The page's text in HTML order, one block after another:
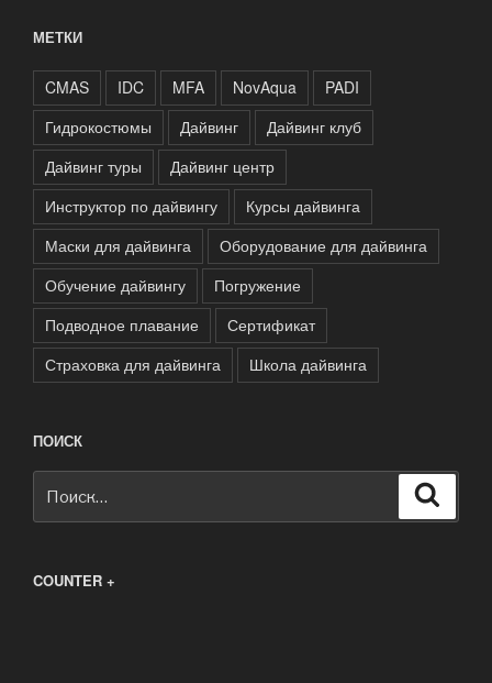
МЕТКИ
CMAS IDC MFA NovAqua
PADI
Гидрокостюмы
Дайвинг
Дайвинг клуб
Дайвинг туры
Дайвинг центр
Инструктор по дайвингу
Курсы дайвинга
Маски для дайвинга
Оборудование для дайвинга
Обучение дайвингу
Погружение
Подводное плавание
Сертификат
Страховка для дайвинга
Школа дайвинга
ПОИСК
COUNTER +